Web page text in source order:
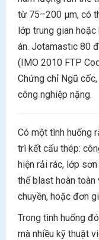
từ 75–200 μm, có
lớp trung gian
án. Jotamastic 80
(IMO 2010 FTP
Chứng chỉ Ngũ
công nghiệp nặng.
Có một tình huống
trì kết cấu thép:
hiện rải rác, lớp
thể blast hoàn
chuyền, hoặc đơn
Trong tình huống
mà nhiều kỹ thuật